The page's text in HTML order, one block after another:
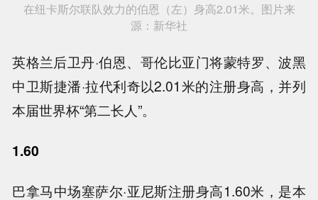
在纽卡斯尔联队效力的伯恩（左）身高2.01米。图片来
源：新华社
英格兰后卫丹·伯恩、哥伦比亚门将蒙特罗、波黑
中卫斯捷潘·拉代利奇以2.01米的注册身高，并列
本届世界杯“第二长人”。
1.60
巴拿马中场塞萨尔·亚尼斯注册身高1.60米，是本